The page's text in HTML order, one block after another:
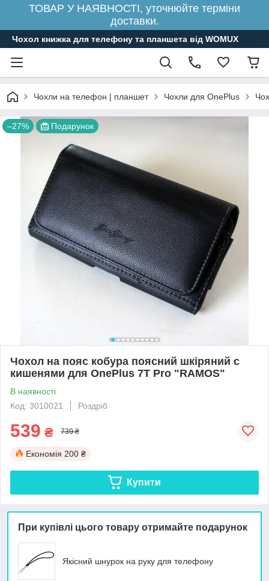
ТОВАР У НАЯВНОСТІ, уточнюйте терміни
доставки.
Чохол книжка для телефону та планшета від WOMUX
Чохли на телефон | планшет Чохли для OnePlus
–27% Подарунок
Чохол на пояс кобура поясний шкіряний c
кишенями для OnePlus 7T Pro "RAMOS"
В наявності
Код: 3010021
Роздріб
539 ₴ 739 ₴
Економія 200 ₴
Купити
При купівлі цього товару отримайте подарунок
Якісний шнурок на руку для телефону